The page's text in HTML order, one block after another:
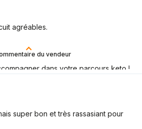
du vendeur
dans votre parcours keto !
agréables.
super bon et très rassasiant pour